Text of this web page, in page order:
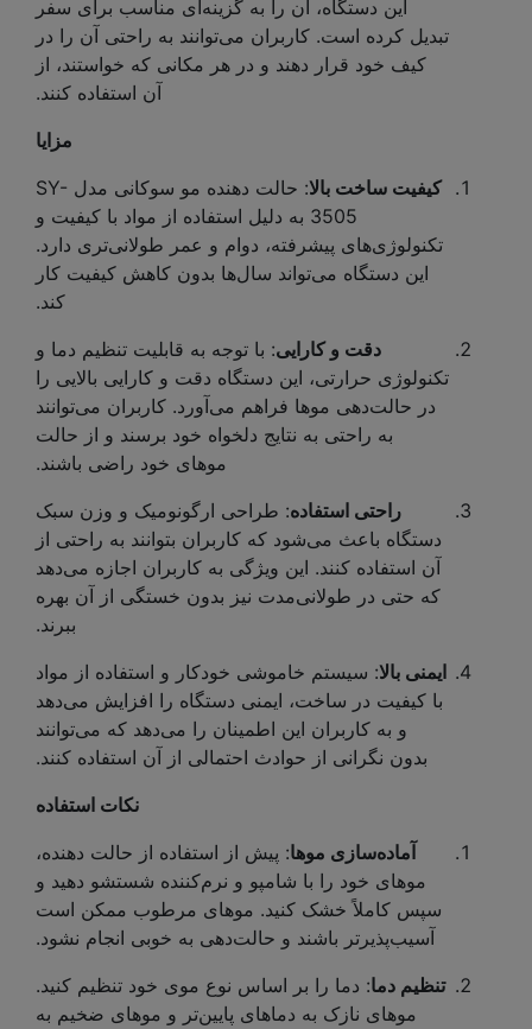
این دستگاه، آن را به گزینه‌ای مناسب برای سفر
تبدیل کرده است. کاربران می‌توانند به راحتی آن را در
کیف خود قرار دهند و در هر مکانی که خواستند، از
آن استفاده کنند.
مزایا
کیفیت ساخت بالا
: حالت دهنده مو سوکانی مدل SY-
3505 به دلیل استفاده از مواد با کیفیت و
تکنولوژی‌های پیشرفته، دوام و عمر طولانی‌تری دارد.
این دستگاه می‌تواند سال‌ها بدون کاهش کیفیت کار
کند.
دقت و کارایی: با توجه به قابلیت تنظیم دما و
تکنولوژی حرارتی، این دستگاه دقت و کارایی بالایی را
در حالت‌دهی موها فراهم می‌آورد. کاربران می‌توانند
به راحتی به نتایج دلخواه خود برسند و از حالت
موهای خود راضی باشند.
راحتی استفاده: طراحی ارگونومیک و وزن سبک
دستگاه باعث می‌شود که کاربران بتوانند به راحتی از
آن استفاده کنند. این ویژگی به کاربران اجازه می‌دهد
که حتی در طولانی‌مدت نیز بدون خستگی از آن بهره
ببرند.
ایمنی بالا: سیستم خاموشی خودکار و استفاده از مواد
با کیفیت در ساخت، ایمنی دستگاه را افزایش می‌دهد
و به کاربران این اطمینان را می‌دهد که می‌توانند
بدون نگرانی از حوادث احتمالی از آن استفاده کنند.
نکات استفاده
آماده‌سازی موها: پیش از استفاده از حالت دهنده،
موهای خود را با شامپو و نرم‌کننده شستشو دهید و
سپس کاملاً خشک کنید. موهای مرطوب ممکن است
آسیب‌پذیرتر باشند و حالت‌دهی به خوبی انجام نشود.
تنظیم دما: دما را بر اساس نوع موی خود تنظیم کنید.
موهای نازک به دماهای پایین‌تر و موهای ضخیم به